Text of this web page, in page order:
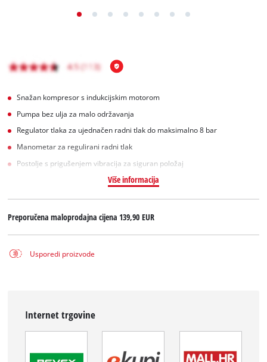
Snažan kompresor s indukcijskim motorom
Pumpa bez ulja za malo održavanja
Regulator tlaka za ujednačen radni tlak do maksimalno 8 bar
Manometar za regulirani radni tlak
Postolje s prigušenjem vibracija za siguran položaj
Više informacija
Preporučena maloprodajna cijena139,90 EUR
Usporedi proizvode
Internet trgovine